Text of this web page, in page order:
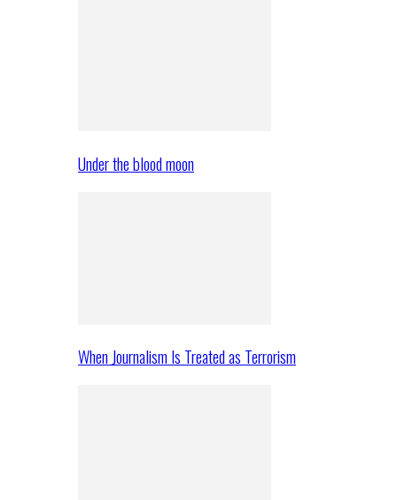
Under the blood moon
When Journalism Is Treated as Terrorism